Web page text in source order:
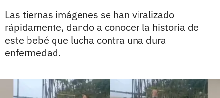
Las tiernas imágenes se han viralizado
rápidamente, dando a conocer la historia de
este bebé que lucha contra una dura
enfermedad.